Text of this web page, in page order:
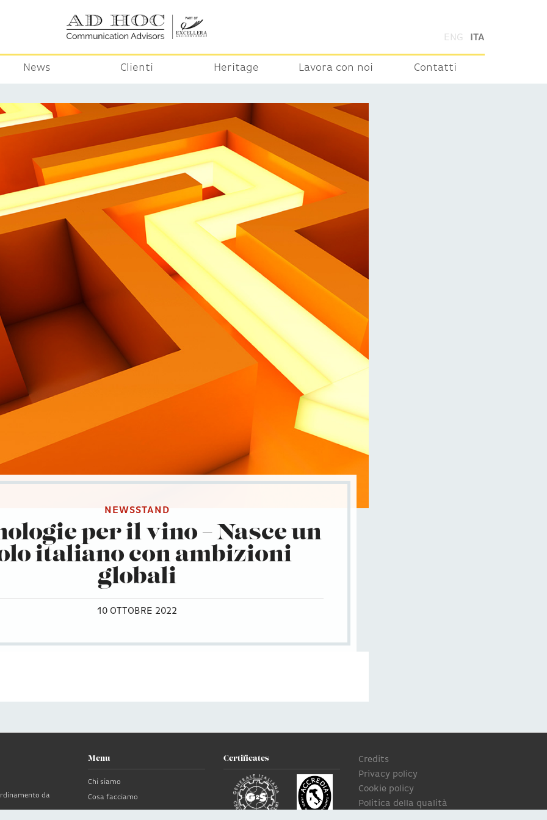
ENG ITA
News Clienti Heritage Lavora con noi Contatti
NEWSSTAND
per il vino – Nasce un
italiano con ambizioni
globali
10 OTTOBRE 2022
da
Menu
Chi siamo
Cosa facciamo
Certificates
Credits
Privacy policy
Cookie policy
Politica della qualità